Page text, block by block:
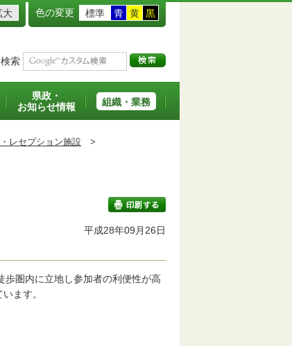
大 色の変更 標準 青 黄 黒
索
県政・
お知らせ情報
組織・業務
レセプション施設 >
印刷する
平成28年09月26日
圏内に立地し参加者の利便性が高
ます。